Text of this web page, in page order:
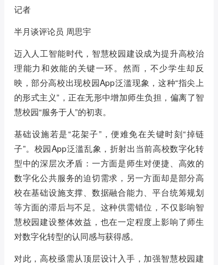
记者
半月谈评论员 周思宇
迈入人工智能时代，智慧校园建设成为提升高校治
理能力和效能的关键一环。然而，不少学生却反
映，部分高校出现校园App泛滥现象，这种“指尖上
的形式主义”，正在无形中增加师生负担，偏离了智
慧校园“服务于人”的初衷。
基础设施若是“花架子”，便难免在关键时刻“掉链
子”。校园App泛滥乱象，折射出当前高校数字化转
型中的深层次矛盾：一方面是师生对便捷、高效的
数字化公共服务的迫切需求，另一方面却是部分高
校在基础设施支撑、数据融合能力、平台统筹规划
等方面的滞后与不足。这种供需错位，不仅影响智
慧校园建设整体效益，也在一定程度上影响了师生
对数字化转型的认同感与获得感。
对此，高校亟需从顶层设计入手，加强智慧校园建